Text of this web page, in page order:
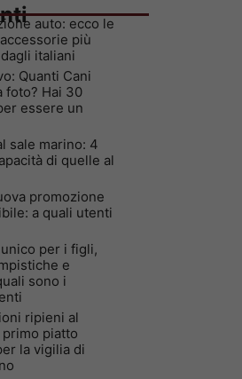
auto: ecco le
più
italiani
Quanti Cani
foto? Hai 30
essere un
sale marino: 4
di quelle al
promozione
a quali utenti
per i figli,
e
sono i
ripieni al
piatto
la vigilia di